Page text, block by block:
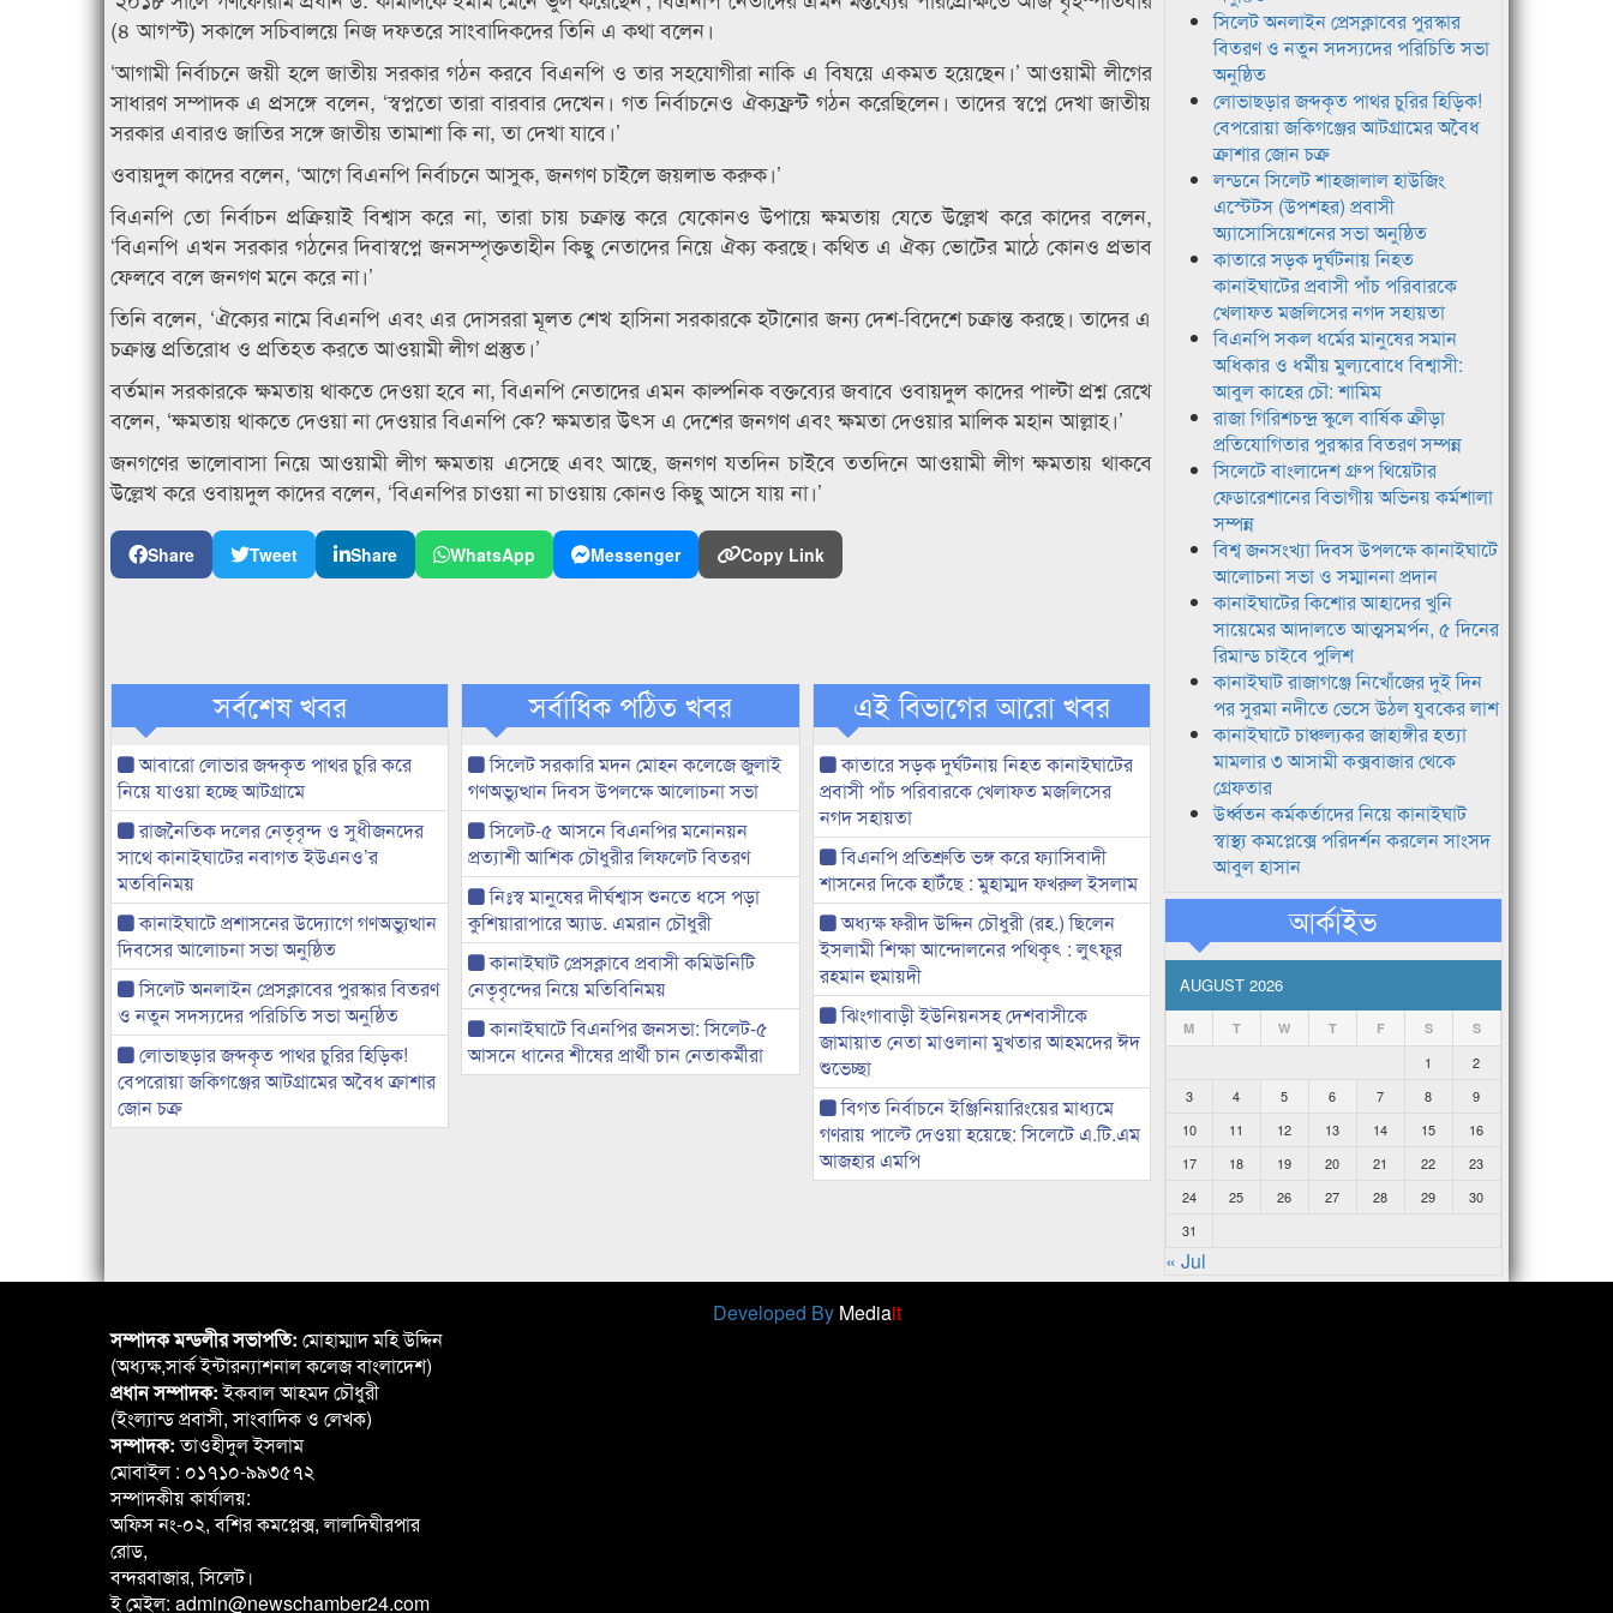
(৪ আগস্ট) সকালে সচিবালয়ে নিজ দফতরে সাংবাদিকদের তিনি এ কথা বলেন।
‘আগামী নির্বাচনে জয়ী হলে জাতীয় সরকার গঠন করবে বিএনপি ও তার সহযোগীরা নাকি এ বিষয়ে একমত হয়েছেন।’ আওয়ামী লীগের
সাধারণ সম্পাদক এ প্রসঙ্গে বলেন, ‘স্বপ্নতো তারা বারবার দেখেন। গত নির্বাচনেও ঐক্যফ্রন্ট গঠন করেছিলেন। তাদের স্বপ্নে দেখা জাতীয়
সরকার এবারও জাতির সঙ্গে জাতীয় তামাশা কি না, তা দেখা যাবে।’
ওবায়দুল কাদের বলেন, ‘আগে বিএনপি নির্বাচনে আসুক, জনগণ চাইলে জয়লাভ করুক।’
বিএনপি তো নির্বাচন প্রক্রিয়াই বিশ্বাস করে না, তারা চায় চক্রান্ত করে যেকোনও উপায়ে ক্ষমতায় যেতে উল্লেখ করে কাদের বলেন,
‘বিএনপি এখন সরকার গঠনের দিবাস্বপ্নে জনসম্পৃক্ততাহীন কিছু নেতাদের নিয়ে ঐক্য করছে। কথিত এ ঐক্য ভোটের মাঠে কোনও প্রভাব
ফেলবে বলে জনগণ মনে করে না।’
তিনি বলেন, ‘ঐক্যের নামে বিএনপি এবং এর দোসররা মূলত শেখ হাসিনা সরকারকে হটানোর জন্য দেশ-বিদেশে চক্রান্ত করছে। তাদের এ
চক্রান্ত প্রতিরোধ ও প্রতিহত করতে আওয়ামী লীগ প্রস্তুত।’
বর্তমান সরকারকে ক্ষমতায় থাকতে দেওয়া হবে না, বিএনপি নেতাদের এমন কাল্পনিক বক্তব্যের জবাবে ওবায়দুল কাদের পাল্টা প্রশ্ন রেখে
বলেন, ‘ক্ষমতায় থাকতে দেওয়া না দেওয়ার বিএনপি কে? ক্ষমতার উৎস এ দেশের জনগণ এবং ক্ষমতা দেওয়ার মালিক মহান আল্লাহ।’
জনগণের ভালোবাসা নিয়ে আওয়ামী লীগ ক্ষমতায় এসেছে এবং আছে, জনগণ যতদিন চাইবে ততদিনে আওয়ামী লীগ ক্ষমতায় থাকবে
উল্লেখ করে ওবায়দুল কাদের বলেন, ‘বিএনপির চাওয়া না চাওয়ায় কোনও কিছু আসে যায় না।’
Share Tweet Share WhatsApp Messenger Copy Link
সর্বশেষ খবর
আবারো লোভার জব্দকৃত পাথর চুরি করে
নিয়ে যাওয়া হচ্ছে আটগ্রামে
রাজনৈতিক দলের নেতৃবৃন্দ ও সুধীজনদের
সাথে কানাইঘাটের নবাগত ইউএনও’র
মতবিনিময়
কানাইঘাটে প্রশাসনের উদ্যোগে গণঅভ্যুত্থান
দিবসের আলোচনা সভা অনুষ্ঠিত
সিলেট অনলাইন প্রেসক্লাবের পুরস্কার বিতরণ
ও নতুন সদস্যদের পরিচিতি সভা অনুষ্ঠিত
লোভাছড়ার জব্দকৃত পাথর চুরির হিড়িক!
বেপরোয়া জকিগঞ্জের আটগ্রামের অবৈধ ক্রাশার
জোন চক্র
সর্বাধিক পঠিত খবর
সিলেট সরকারি মদন মোহন কলেজে জুলাই
গণঅভ্যুত্থান দিবস উপলক্ষে আলোচনা সভা
সিলেট-৫ আসনে বিএনপির মনোনয়ন
প্রত্যাশী আশিক চৌধুরীর লিফলেট বিতরণ
নিঃস্ব মানুষের দীর্ঘশ্বাস শুনতে ধসে পড়া
কুশিয়ারাপারে অ্যাড. এমরান চৌধুরী
কানাইঘাট প্রেসক্লাবে প্রবাসী কমিউনিটি
নেতৃবৃন্দের নিয়ে মতিবিনিময়
কানাইঘাটে বিএনপির জনসভা: সিলেট-৫
আসনে ধানের শীষের প্রার্থী চান নেতাকর্মীরা
এই বিভাগের আরো খবর
কাতারে সড়ক দুর্ঘটনায় নিহত কানাইঘাটের
প্রবাসী পাঁচ পরিবারকে খেলাফত মজলিসের
নগদ সহায়তা
বিএনপি প্রতিশ্রুতি ভঙ্গ করে ফ্যাসিবাদী
শাসনের দিকে হাটঁছে : মুহাম্মদ ফখরুল ইসলাম
অধ্যক্ষ ফরীদ উদ্দিন চৌধুরী (রহ.) ছিলেন
ইসলামী শিক্ষা আন্দোলনের পথিকৃৎ : লুৎফুর
রহমান হুমায়দী
ঝিংগাবাড়ী ইউনিয়নসহ দেশবাসীকে
জামায়াত নেতা মাওলানা মুখতার আহমদের ঈদ
শুভেচ্ছা
বিগত নির্বাচনে ইঞ্জিনিয়ারিংয়ের মাধ্যমে
গণরায় পাল্টে দেওয়া হয়েছে: সিলেটে এ.টি.এম
আজহার এমপি
সিলেট অনলাইন প্রেসক্লাবের পুরস্কার
বিতরণ ও নতুন সদস্যদের পরিচিতি সভা
অনুষ্ঠিত
লোভাছড়ার জব্দকৃত পাথর চুরির হিড়িক!
বেপরোয়া জকিগঞ্জের আটগ্রামের অবৈধ
ক্রাশার জোন চক্র
লন্ডনে সিলেট শাহজালাল হাউজিং
এস্টেটস (উপশহর) প্রবাসী
অ্যাসোসিয়েশনের সভা অনুষ্ঠিত
কাতারে সড়ক দুর্ঘটনায় নিহত
কানাইঘাটের প্রবাসী পাঁচ পরিবারকে
খেলাফত মজলিসের নগদ সহায়তা
বিএনপি সকল ধর্মের মানুষের সমান
অধিকার ও ধর্মীয় মুল্যবোধে বিশ্বাসী:
আবুল কাহের চৌ: শামিম
রাজা গিরিশচন্দ্র স্কুলে বার্ষিক ক্রীড়া
প্রতিযোগিতার পুরস্কার বিতরণ সম্পন্ন
সিলেটে বাংলাদেশ গ্রুপ থিয়েটার
ফেডারেশানের বিভাগীয় অভিনয় কর্মশালা
সম্পন্ন
বিশ্ব জনসংখ্যা দিবস উপলক্ষে কানাইঘাটে
আলোচনা সভা ও সম্মাননা প্রদান
কানাইঘাটের কিশোর আহাদের খুনি
সায়েমের আদালতে আত্মসমর্পন, ৫ দিনের
রিমান্ড চাইবে পুলিশ
কানাইঘাট রাজাগঞ্জে নিখোঁজের দুই দিন
পর সুরমা নদীতে ভেসে উঠল যুবকের লাশ
কানাইঘাটে চাঞ্চল্যকর জাহাঙ্গীর হত্যা
মামলার ৩ আসামী কক্সবাজার থেকে
গ্রেফতার
উর্ধ্বতন কর্মকর্তাদের নিয়ে কানাইঘাট
স্বাস্থ্য কমপ্লেক্সে পরিদর্শন করলেন সাংসদ
আবুল হাসান
আর্কাইভ
AUGUST 2026
M T W T F S S
1
2
3
4 5 6 7 8
9
10
11 12 13 14 15
16
17
18 19 20 21 22
23
24
25 26 27 28 29
30
31
« Jul
Developed By Mediait
সম্পাদক মন্ডলীর সভাপতি: মোহাম্মাদ মহি উদ্দিন
(অধ্যক্ষ,সার্ক ইন্টারন্যাশনাল কলেজ বাংলাদেশ)
প্রধান সম্পাদক:ইকবাল আহমদ চৌধুরী
(ইংল্যান্ড প্রবাসী, সাংবাদিক ও লেখক)
সম্পাদক:তাওহীদুল ইসলাম
মোবাইল : ০১৭১০-৯৯৩৫৭২
সম্পাদকীয় কার্যালয়:
অফিস নং-০২, বশির কমপ্লেক্স, লালদিঘীরপার
রোড,
বন্দরবাজার, সিলেট।
ই মেইল: admin@newschamber24.com